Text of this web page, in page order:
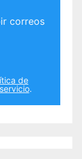
correos
de
.